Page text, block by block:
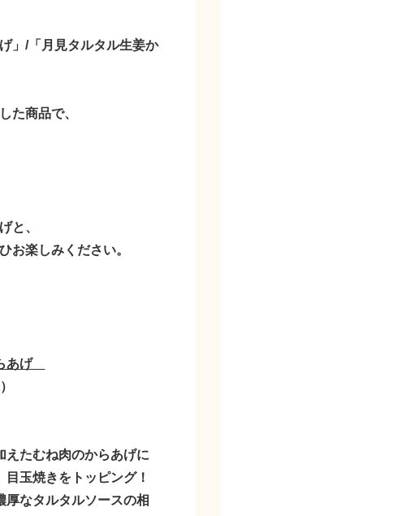
」/「月見タルタル生姜か
た商品で、
と、
お楽しみください。
あげ
えたむね肉のからあげに
玉焼きをトッピング！
厚なタルタルソースの相